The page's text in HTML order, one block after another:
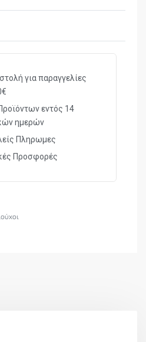
για παραγγελίες
εντός 14
ημερών
Πληρωμες
Προσφορές